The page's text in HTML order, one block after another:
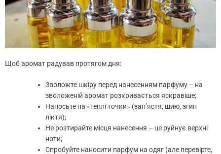
Щоб аромат радував протягом дня:
Зволожте шкіру перед нанесенням парфуму – на
зволоженій аромат розкривається яскравіше;
Наносьте на «теплі точки» (зап’ястя, шию, згин
ліктя);
Не розтирайте місця нанесення – це руйнує верхні
ноти;
Спробуйте наносити парфум на одяг (але перевірте,